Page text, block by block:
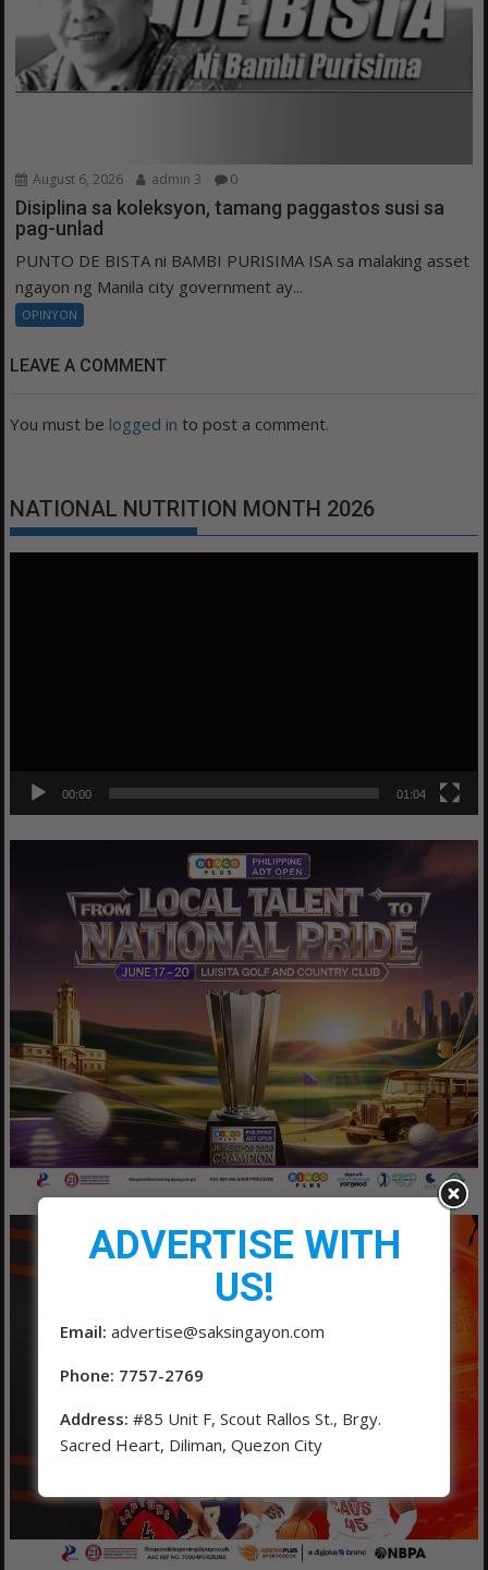
August 6, 2026 admin 3 0
Disiplina sa koleksyon, tamang paggastos susi sa
pag-unlad
PUNTO DE BISTA ni BAMBI PURISIMA ISA sa malaking asset
ngayon ng Manila city government ay...
OPINYON
LEAVE A COMMENT
You must be logged in to post a comment.
NATIONAL NUTRITION MONTH 2026
00:00 01:04
ADVERTISE WITH
US!
Email: advertise@saksingayon.com
Phone: 7757-2769
Address: #85 Unit F, Scout Rallos St., Brgy.
Sacred Heart, Diliman, Quezon City